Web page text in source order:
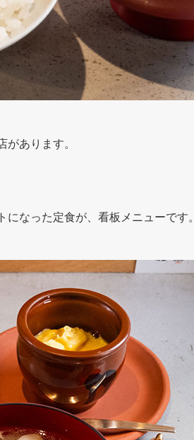
あります。
なった定食が、看板メニューです。